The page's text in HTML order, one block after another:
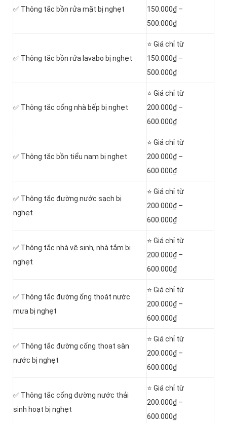
✅ Thông tắc bồn rửa mặt bị nghẹt
150.000₫ –
500.000₫
✅ Thông tắc bồn rửa lavabo bị nghẹt
⭐ Giá chỉ từ
150.000₫ –
500.000₫
✅ Thông tắc cống nhà bếp bị nghẹt
⭐ Giá chỉ từ
200.000₫ –
600.000₫
✅ Thông tắc bồn tiểu nam bị nghẹt
⭐ Giá chỉ từ
200.000₫ –
600.000₫
✅ Thông tắc đường nước sạch bị
nghẹt
⭐ Giá chỉ từ
200.000₫ –
600.000₫
✅ Thông tắc nhà vệ sinh, nhà tắm bị
nghẹt
⭐ Giá chỉ từ
200.000₫ –
600.000₫
✅ Thông tắc đường ống thoát nước
mưa bị nghẹt
⭐ Giá chỉ từ
200.000₫ –
600.000₫
✅ Thông tắc đường cống thoat sàn
nước bị nghẹt
⭐ Giá chỉ từ
200.000₫ –
600.000₫
‎✅ Thông tắc cống đường nước thải
sinh hoạt bị nghẹt
⭐ Giá chỉ từ
200.000₫ –
600.000₫